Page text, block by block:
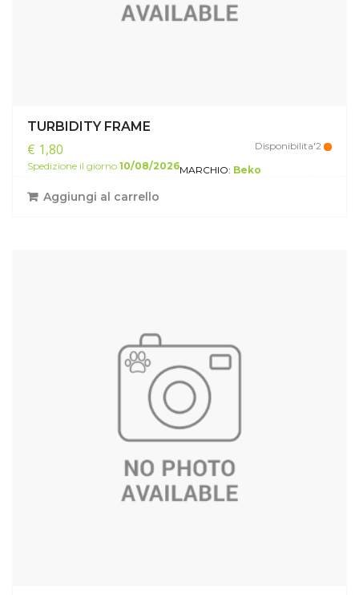
TURBIDITY FRAME
€ 1,80
Disponibilita'2
Spedizione il giorno 10/08/2026MARCHIO: Beko
Aggiungi al carrello